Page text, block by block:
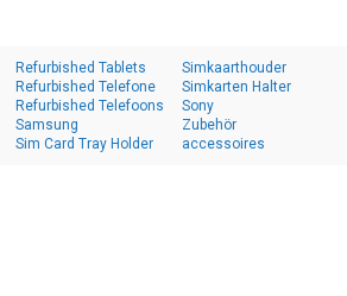
Refurbished Tablets
Refurbished Telefone
Refurbished Telefoons
Samsung
Sim Card Tray Holder
Simkaarthouder
Simkarten Halter
Sony
Zubehör
accessoires